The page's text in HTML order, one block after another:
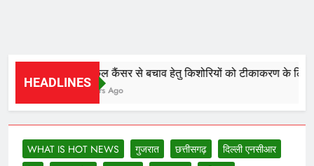
HEADLINES
सर्वाइकल कैंसर से बचाव हेतु किशोरियों को टीकाकरण के लिए
11 Hours Ago
WHAT IS HOT NEWS गुजरात छत्तीसगढ़
दिल्ली एनसीआर